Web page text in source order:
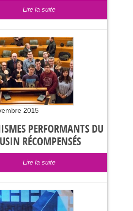
Lire la suite
2015
PERFORMANTS DU
RÉCOMPENSÉS
Lire la suite